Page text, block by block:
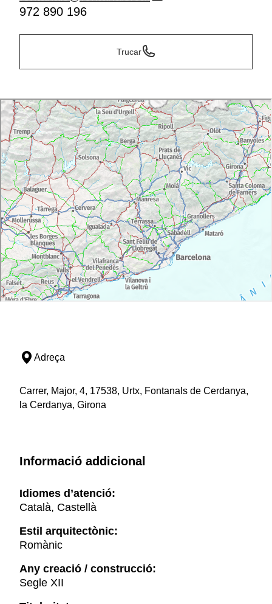
972 890 196
Trucar
Adreça
Carrer, Major, 4, 17538, Urtx, Fontanals de Cerdanya,
la Cerdanya, Girona
Informació addicional
Idiomes d’atenció:
Català, Castellà
Estil arquitectònic:
Romànic
Any creació / construcció:
Segle XII